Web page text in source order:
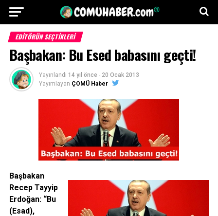
EDITÖRÜN SEÇTIKLERI
Başbakan: Bu Esed babasını geçti!
Yayınlandı 14 yıl önce - 20 Ocak 2013
Yayımlayan ÇOMÜ Haber
Başbakan
Recep Tayyip
Erdoğan: “Bu
(Esad),